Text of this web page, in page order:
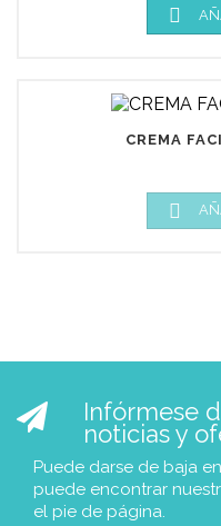

CREMA

Infórmese
noticias y
Puede darse de baja
puede encontrar
el pie de página.